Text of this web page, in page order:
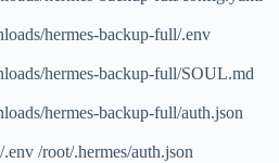
hermes-backup-full/.env
hermes-backup-full/SOUL.md
hermes-backup-full/auth.json
/root/.hermes/auth.json